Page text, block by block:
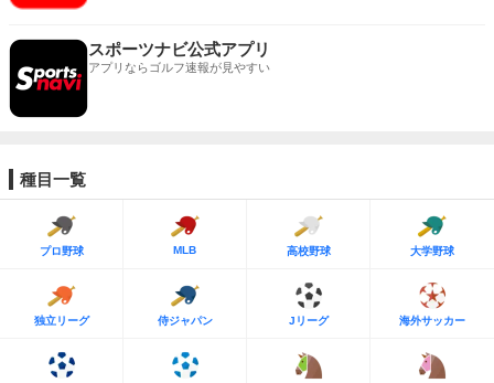
スポーツナビ公式アプリ
アプリならゴルフ速報が見やすい
種目一覧
プロ野球 MLB 高校野球 大学野球
独立リーグ 侍ジャパン Jリーグ 海外サッカー